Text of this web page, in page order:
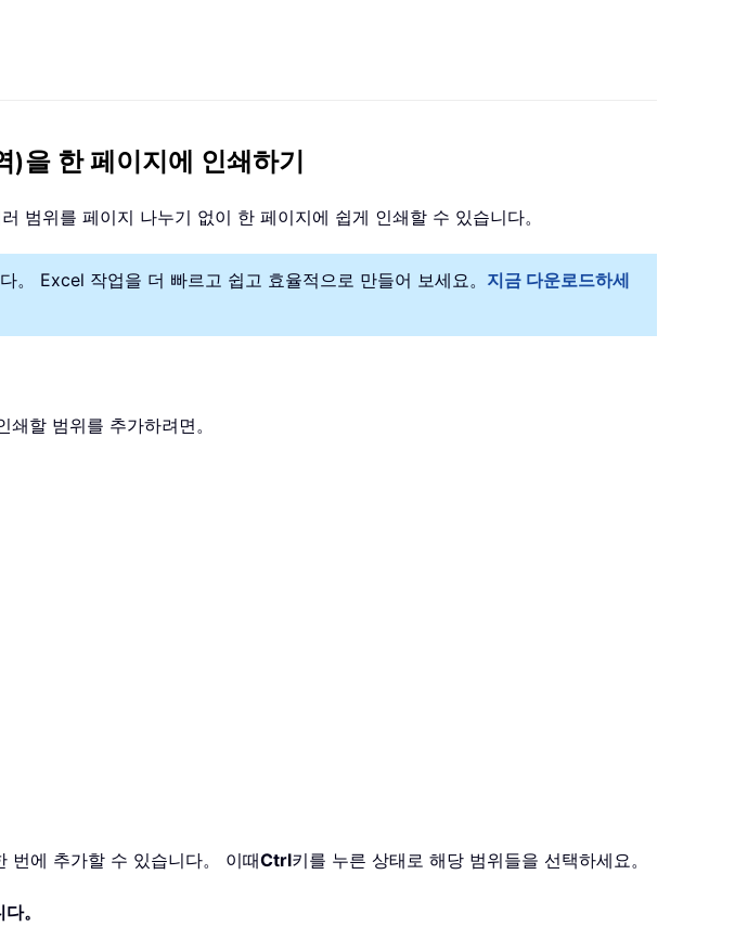
을 한 페이지에 인쇄하기
범위를 페이지 나누기 없이 한 페이지에 쉽게 인쇄할 수 있습니다。
Excel 작업을 더 빠르고 쉽고 효율적으로 만들어 보세요。 지금 다운로드하세
쇄할 범위를 추가하려면。
번에 추가할 수 있습니다。 이때Ctrl키를 누른 상태로 해당 범위들을 선택하세요。
。